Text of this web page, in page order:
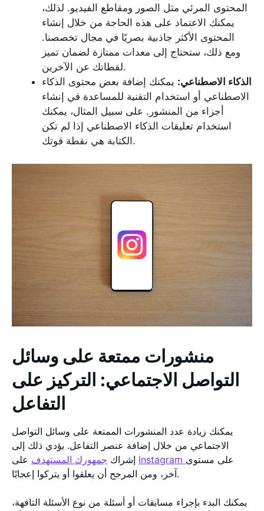
المحتوى المرئي مثل الصور ومقاطع الفيديو. لذلك،
يمكنك الاعتماد على هذه الحاجة من خلال إنشاء
المحتوى الأكثر جاذبية بصريًا في مجال تخصصنا.
ومع ذلك، ستحتاج إلى معدات ممتازة لضمان تميز
لقطاتك عن الآخرين.
الذكاء الاصطناعي: يمكنك إضافة بعض محتوى الذكاء
الاصطناعي أو استخدام التقنية للمساعدة في إنشاء
أجزاء من المنشور. على سبيل المثال، يمكنك
استخدام تعليقات الذكاء الاصطناعي إذا لم تكن
الكتابة هي نقطة قوتك.
منشورات ممتعة على وسائل
التواصل الاجتماعي: التركيز على
التفاعل
يمكنك زيادة عدد المنشورات الممتعة على وسائل التواصل
الاجتماعي من خلال إضافة عنصر التفاعل. يؤدي ذلك إلى
إشراك جمهورك المستهدف Instagram على مستوى
آخر، ومن المرجح أن يعلقوا أو يتركوا إعجابًا.
يمكنك البدء بإجراء مسابقات أو أسئلة من نوع الأسئلة التافهة،